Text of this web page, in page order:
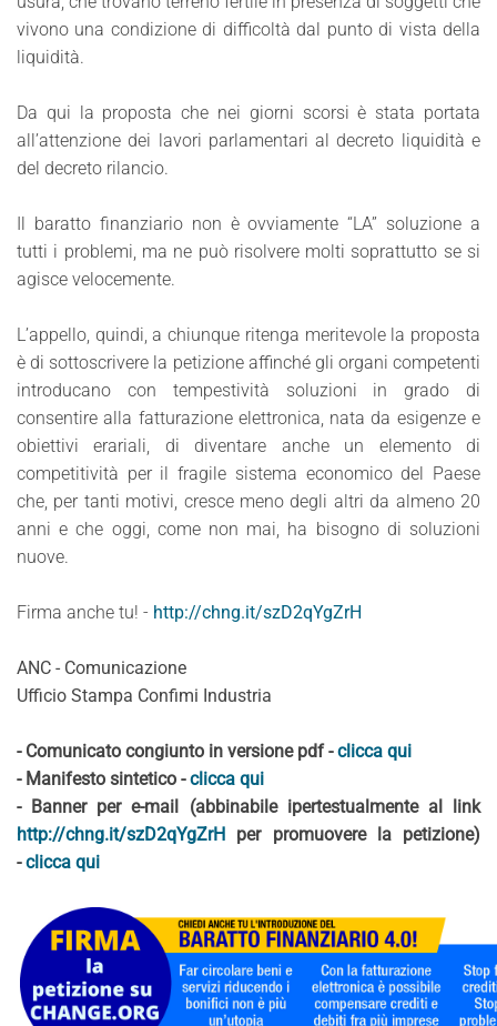
vivono una condizione di difficoltà dal punto di vista della
liquidità.
Da qui la proposta che nei giorni scorsi è stata portata
all’attenzione dei lavori parlamentari al decreto liquidità e
del decreto rilancio.
Il baratto finanziario non è ovviamente “LA” soluzione a
tutti i problemi, ma ne può risolvere molti soprattutto se si
agisce velocemente.
L’appello, quindi, a chiunque ritenga meritevole la proposta
è di sottoscrivere la petizione affinché gli organi competenti
introducano con tempestività soluzioni in grado di
consentire alla fatturazione elettronica, nata da esigenze e
obiettivi erariali, di diventare anche un elemento di
competitività per il fragile sistema economico del Paese
che, per tanti motivi, cresce meno degli altri da almeno 20
anni e che oggi, come non mai, ha bisogno di soluzioni
nuove.
Firma anche tu! - http://chng.it/szD2qYgZrH
ANC - Comunicazione
Ufficio Stampa Confimi Industria
- Comunicato congiunto in versione pdf -clicca qui
- Manifesto sintetico -clicca qui
- Banner per e-mail (abbinabile ipertestualmente al link
http://chng.it/szD2qYgZrH per promuovere la petizione)
-clicca qui